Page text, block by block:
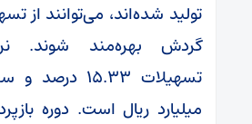
تولید شده‌اند، می‌توانند از
گردش بهره‌مند شوند.
تسهیلات
میلیارد ریال است. دوره